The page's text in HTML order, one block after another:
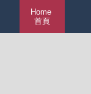
Home
首頁